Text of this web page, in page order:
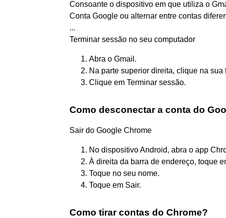
Consoante o dispositivo em que utiliza o
Conta Google ou alternar entre contas
...
Terminar sessão no seu computador
Abra o Gmail.
Na parte superior direita, clique na sua
Clique em Terminar sessão.
Como desconectar a conta do
Sair do Google Chrome
No dispositivo Android, abra o app
À direita da barra de endereço, toque
Toque no seu nome.
Toque em Sair.
Como tirar contas do Chrome?